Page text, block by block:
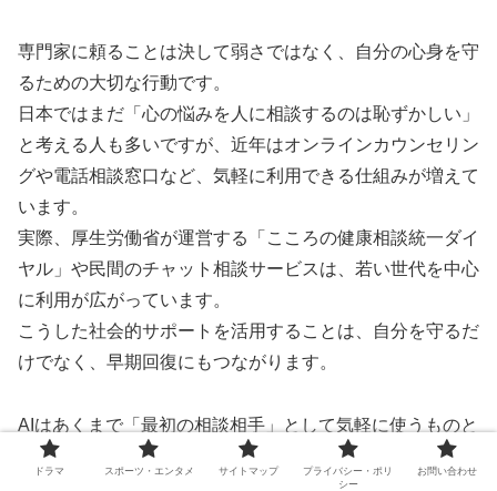
専門家に頼ることは決して弱さではなく、自分の心身を守
るための大切な行動です。
日本ではまだ「心の悩みを人に相談するのは恥ずかしい」
と考える人も多いですが、近年はオンラインカウンセリン
グや電話相談窓口など、気軽に利用できる仕組みが増えて
います。
実際、厚生労働省が運営する「こころの健康相談統一ダイ
ヤル」や民間のチャット相談サービスは、若い世代を中心
に利用が広がっています。
こうした社会的サポートを活用することは、自分を守るだ
けでなく、早期回復にもつながります。
AIはあくまで「最初の相談相手」として気軽に使うものと
割り切り、深刻な不調を感じたらためらわず人間の専門家
へつなぐこと。これが安全で健やかな生活のための基本姿
ドラマ スポーツ・エンタメ サイトマップ
プライバシー・ポリ
シー
お問い合わせ